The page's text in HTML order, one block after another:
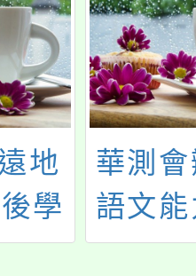
華
」
考
大園
理「
年國